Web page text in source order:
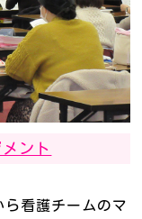
ント
看護チームのマ